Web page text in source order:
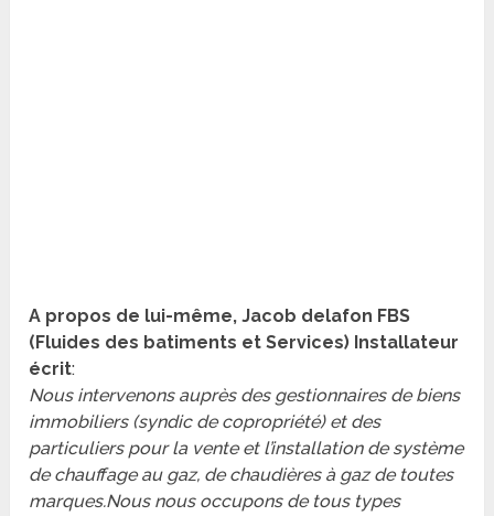
A propos de lui-même, Jacob delafon FBS
(Fluides des batiments et Services) Installateur
écrit:
Nous intervenons auprès des gestionnaires de biens
immobiliers (syndic de copropriété) et des
particuliers pour la vente et l’installation de système
de chauffage au gaz, de chaudières à gaz de toutes
marques.Nous nous occupons de tous types